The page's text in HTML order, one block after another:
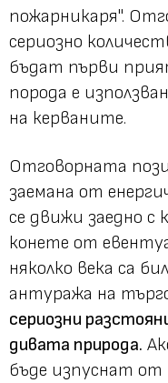
пожарникаря".
сериозно
бъдат първи
порода е
на керваните.
Отговорната
заемана от
се движи заедно с
конете от
няколко века са
антуража на
сериозни
дивата природа.
бъде изпуснат